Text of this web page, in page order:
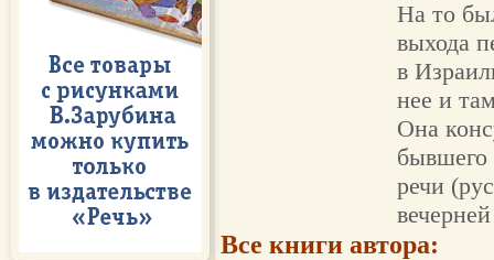
На то
выхода
в
нее и
Она
бывшего
речи
Все книги автора: